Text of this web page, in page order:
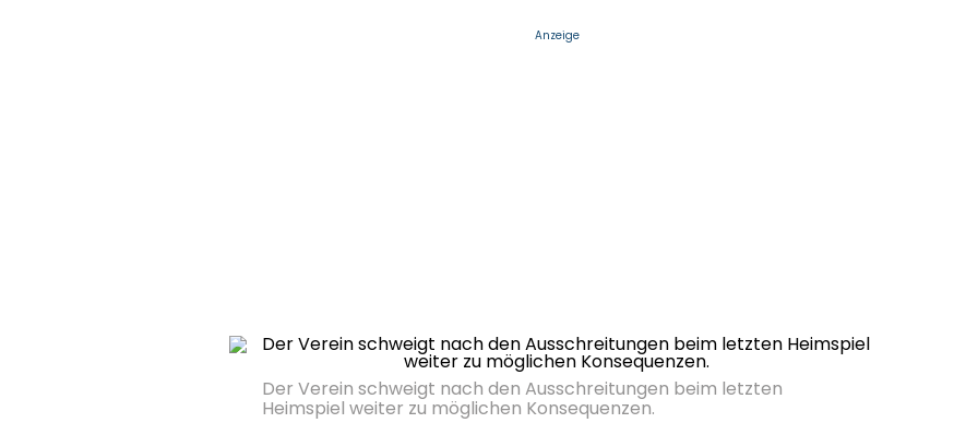
Anzeige
Der Verein schweigt nach den Ausschreitungen beim letzten
Heimspiel weiter zu möglichen Konsequenzen.